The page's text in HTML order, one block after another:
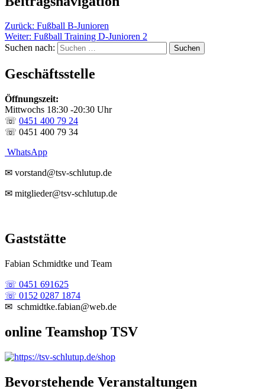
Zurück: Fußball B-Junioren
Weiter: Fußball Training D-Junioren 2
Suchen nach:
Geschäftsstelle
Öffnungszeit:
Mittwochs 18:30 -20:30 Uhr
☏ 0451 400 79 24
☏ 0451 400 79 34
WhatsApp
✉ vorstand@tsv-schlutup.de
✉ mitglieder@tsv-schlutup.de
Gaststätte
Fabian Schmidtke und Team
☏ 0451 691625
☏ 0152 0287 1874
✉ schmidtke.fabian@web.de
online Teamshop TSV
Bevorstehende Veranstaltungen